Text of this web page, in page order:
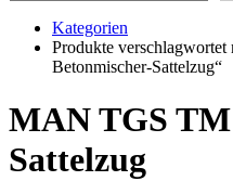
Kategorien
Produkte
Betonmischer-Sattelzug“
MAN TGS
Sattelzug